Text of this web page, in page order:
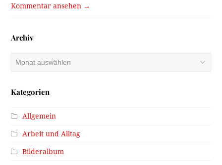
Kommentar ansehen →
Archiv
Kategorien
Allgemein
Arbeit und Alltag
Bilderalbum